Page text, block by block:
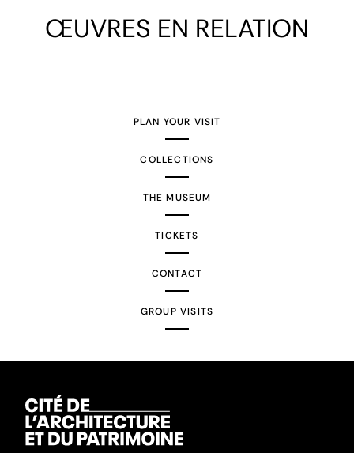
ŒUVRES EN RELATION
PLAN YOUR VISIT
COLLECTIONS
THE MUSEUM
TICKETS
CONTACT
GROUP VISITS